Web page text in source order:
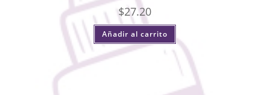
$27.20
Añadir al carrito